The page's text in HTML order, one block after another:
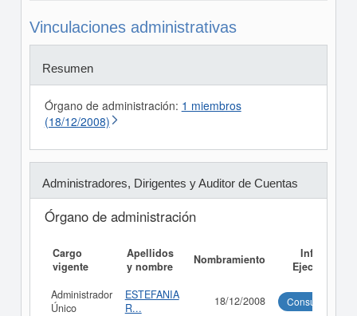
Vinculaciones administrativas
Resumen
Órgano de administración: 1 miembros
(18/12/2008)
Administradores, Dirigentes y Auditor de Cuentas
Órgano de administración
Cargo
vigente
Apellidos
y nombre
Nombramiento
Informe
Ejecutivo
Administrador
Único
ESTEFANIA
R...
18/12/2008 Consultar